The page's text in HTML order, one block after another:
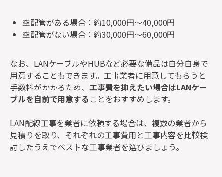
空配管がある場合：約10,000円～40,000円
空配管がない場合：約30,000円～60,000円
なお、LANケーブルやHUBなど必要な備品は自分自身で
用意することもできます。工事業者に用意してもらうと
手数料がかかるため、 工事費を抑えたい場合はLANケー
ブルを自前で用意する ことをおすすめします。
LAN配線工事を業者に依頼する場合は、複数の業者から
見積りを取り、それぞれの工事費用と工事内容を比較検
討したうえでベストな工事業者を選びましょう。